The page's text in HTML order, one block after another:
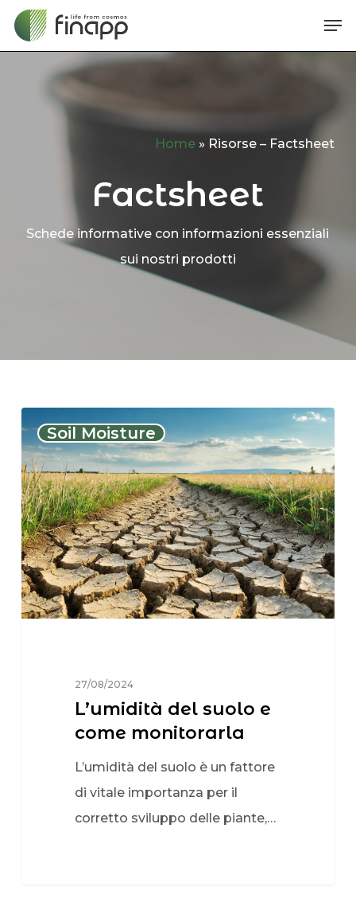
Skip
Home» Risorse – Factsheet
Factsheet
Schede informative con informazioni essenziali
sui nostri prodotti
Soil Moisture
27/08/2024
L’umidità del suolo e
come monitorarla
L’umidità del suolo è un fattore
di vitale importanza per il
corretto sviluppo delle piante,…